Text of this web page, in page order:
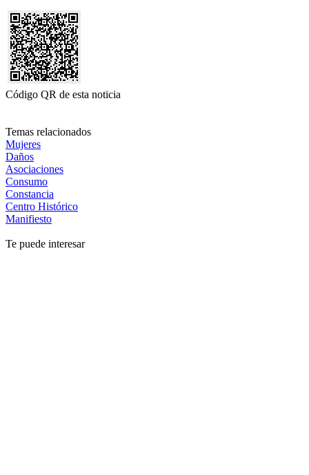
Código QR de esta noticia
Temas relacionados
Mujeres
Daños
Asociaciones
Consumo
Constancia
Centro Histórico
Manifiesto
Te puede interesar